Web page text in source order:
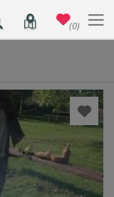
(0)